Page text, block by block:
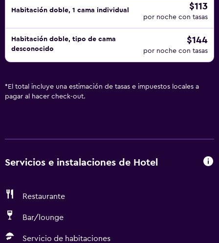
Habitación doble, 1 cama individual $113
por noche con tasas
Habitación doble, tipo de cama
desconocido
$144
por noche con tasas
* El total incluye una estimación de tasas e impuestos locales a
pagar al hacer check-out.
Servicios e instalaciones de Hotel
Restaurante
Bar/lounge
Servicio de habitaciones